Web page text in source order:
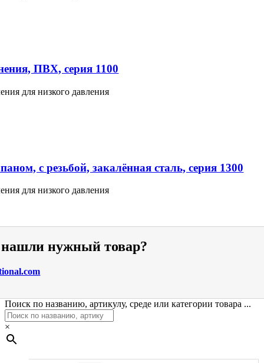
ПВХ, серия 1100
для низкого давления
с резьбой, закалённая сталь, серия 1300
для низкого давления
нужный товар?
Поиск по названию, артикулу, среде или категории товара ...
×